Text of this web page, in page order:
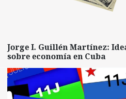
Jorge I. Guillén Martínez:
sobre economía en Cuba